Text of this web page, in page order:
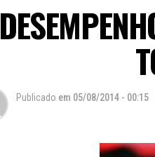
Publicado em 05/08/2014 - 00:15